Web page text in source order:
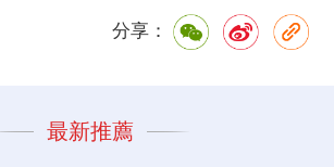
分享：
最新推薦